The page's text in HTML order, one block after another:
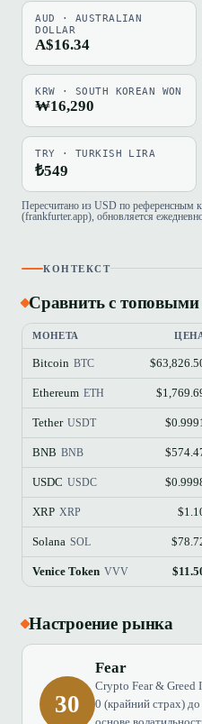
AUD · AUSTRALIAN
DOLLAR
A$16.34
KRW · SOUTH KOREAN WON
₩16,290
TRY · TURKISH LIRA
₺549
Пересчитано из USD по референсным
(frankfurter.app), обновляется
КОНТЕКСТ
Сравнить с
МОНЕТА
Bitcoin BTC
Ethereum ETH
Tether USDT $0.9991
BNB BNB
USDC USDC
XRP XRP
Solana SOL
Venice Token VVV
Настроение рынка
30
Fear
Crypto Fear & Greed
0 (крайний страх)